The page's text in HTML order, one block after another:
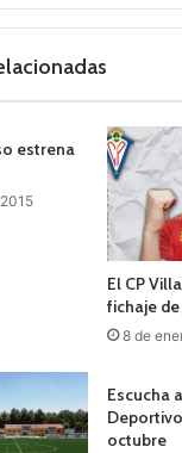
we
estrena
El CP
fichaje
8 de
Escucha
octubre